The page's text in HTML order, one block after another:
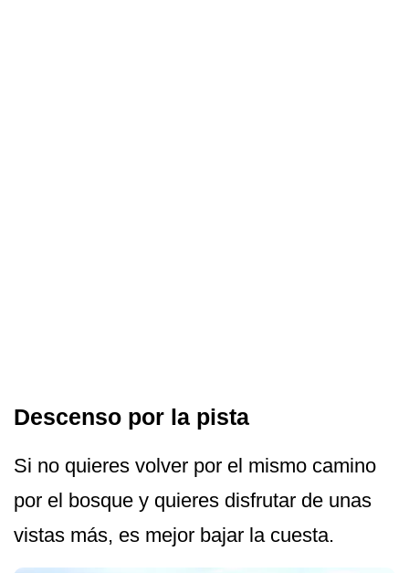
Descenso por la pista
Si no quieres volver por el mismo camino
por el bosque y quieres disfrutar de unas
vistas más, es mejor bajar la cuesta.